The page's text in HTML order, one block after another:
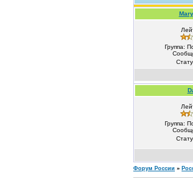
Группа:
Группа:
Форум России »